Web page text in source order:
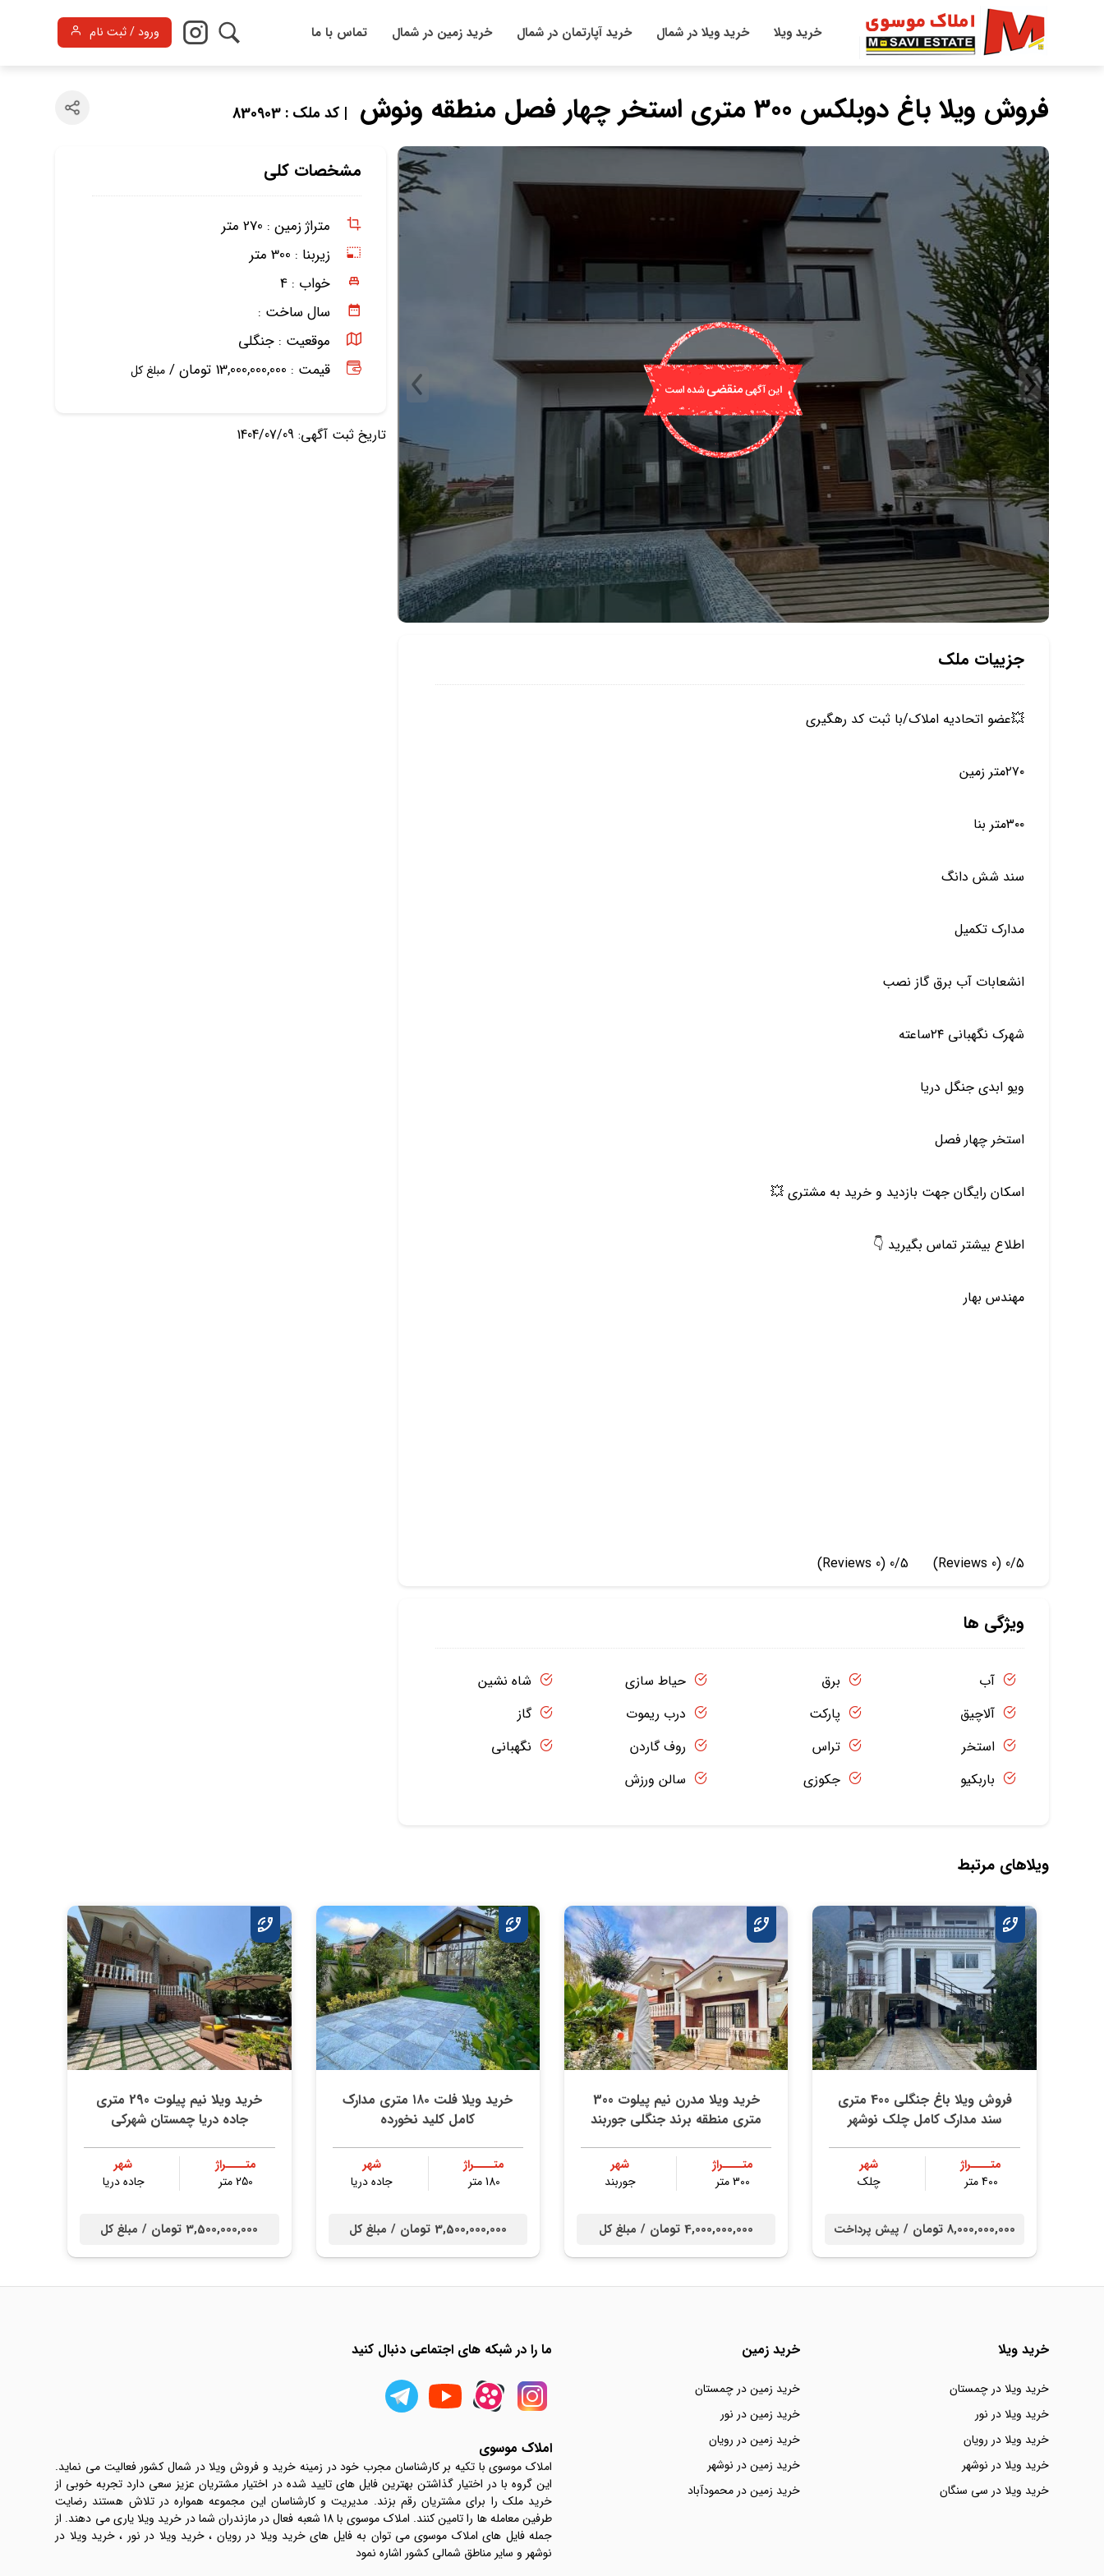
خرید ویلا خرید ویلا در شمال خرید آپارتمان در شمال خرید زمین در شمال تماس با ما ورود / ثبت نام
فروش ویلا باغ دوبلکس 300 متری استخر چهار فصل منطقه ونوش | کد ملک : 830903
مشخصات کلی
متراژ زمین : 270 متر
زیربنا : 300 متر
خواب : 4
سال ساخت :
موقعیت : جنگلی
قیمت : 13,000,000,000 تومان /
مبلغ کل
تاریخ ثبت آگهی: 1404/07/09
جزییات ملک
💥عضو اتحادیه املاک/با ثبت کد رهگیری
۲۷۰متر زمین
۳۰۰متر بنا
سند شش دانگ
مدارک تکمیل
انشعابات آب برق گاز نصب
شهرک نگهبانی ۲۴ساعته
ویو ابدی جنگل دریا
استخر چهار فصل
اسکان رایگان جهت بازدید و خرید به مشتری 💥
اطلاع بیشتر تماس بگیرید 👇
مهندس بهار
0/5
(0 Reviews)
0/5
(0 Reviews)
ویژگی ها
آب
آلاچیق
استخر
باربکیو
برق
پارکت
تراس
جکوزی
حیاط سازی
درب ریموت
روف گاردن
سالن ورزش
شاه نشین
گاز
نگهبانی
ویلاهای مرتبط
فروش ویلا باغ جنگلی 400 متری
سند مدارک کامل چلک نوشهر
متــــراژ
400 متر
شهر
چلک
8,000,000,000 تومان / پیش پرداخت
خرید ویلا مدرن نیم پیلوت 300
متری منطقه برند جنگلی جوربند
متــــراژ
300 متر
شهر
جوربند
4,000,000,000 تومان / مبلغ کل
خرید ویلا فلت ۱۸۰ متری مدارک
کامل کلید نخورده
متــــراژ
180 متر
شهر
جاده دریا
3,500,000,000 تومان / مبلغ کل
خرید ویلا نیم پیلوت 290 متری
جاده دریا چمستان شهرکی
متــــراژ
250 متر
شهر
جاده دریا
3,500,000,000 تومان / مبلغ کل
خرید ویلا
خرید ویلا در چمستان
خرید ویلا در نور
خرید ویلا در رویان
خرید ویلا در نوشهر
خرید ویلا در سی سنگان
خرید زمین
خرید زمین در چمستان
خرید زمین در نور
خرید زمین در رویان
خرید زمین در نوشهر
خرید زمین در محمودآباد
ما را در شبکه های اجتماعی دنبال کنید
املاک موسوی
املاک موسوی با تکیه بر کارشناسان مجرب خود در زمینه خرید و فروش ویلا در شمال کشور فعالیت می نماید.
این گروه با در اختیار گذاشتن بهترین فایل های تایید شده در اختیار مشتریان عزیز سعی دارد تجربه خوبی از
خرید ملک را برای مشتریان رقم بزند. مدیریت و کارشناسان این مجموعه همواره در تلاش هستند رضایت
طرفین معامله ها را تامین کنند. املاک موسوی با 18 شعبه فعال در مازندران شما در خرید ویلا یاری می دهند. از
جمله فایل های املاک موسوی می توان به فایل های خرید ویلا در رویان ، خرید ویلا در نور ، خرید ویلا در
نوشهر و سایر مناطق شمالی کشور اشاره نمود